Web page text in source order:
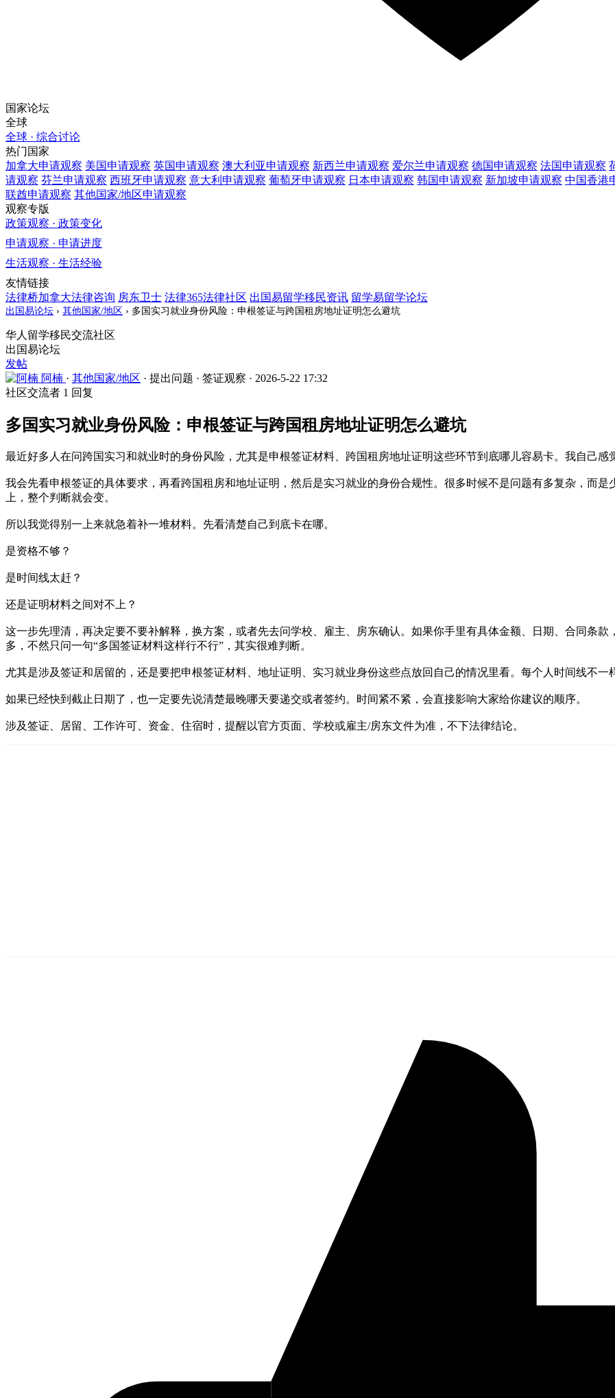
国家论坛
全球
全球 · 综合讨论
热门国家
加拿大申请观察 美国申请观察 英国申请观察 澳大利亚申请观察 新西兰申请观察 爱尔兰申请观察 德国申请观察 法国申请观察
请观察 芬兰申请观察 西班牙申请观察 意大利 申请观察 葡萄牙申请观察 日本申请观察 韩国申请观察 新加坡申请观察 中国香港
联酋申请观察 其他国家/地区申请观察
观察专版
政策观察 · 政策变化
申请观察 · 申请进度
生活观察 · 生活经验
友情链接
法律桥加拿大法律咨询 房东卫士 法律365法律社区 出国易留学移民资讯 留学易留学论坛
出国易论坛 › 其他国家/地区 › 多国实习就业身份风险：申根签证与跨国租房地址证明怎么避坑
华人留学移民交流社区
出国易论坛
发帖
阿楠 · 其他国家/地区 · 提出问题 · 签证观察 · 2026-5-22 17:32
社区交流者 1 回复
多国实习就业身份风险：申根签证与跨国租房地址证明怎么避坑
最近好多人在问跨国实习和就业时的身份风险，尤其是申根签证材料、跨国租房地址证明这些环节到底哪儿容易卡。我自己感
我会先看申根签证的具体要求，再看跨国租房和地址证明，然后是实习就业的身份合规性。很多时候不是问题有多复杂，而
上，整个判断就会变。
所以我觉得别一上来就急着补一堆材料。先看清楚自己到底卡在哪。
是资格不够？
是时间线太赶？
还是证明材料之间对不上？
这一步先理清，再决定要不要补解释，换方案，或者先去问学校、雇主、房东确认。如果你手里有具体金额、日期、合同条
多，不然只问一句“多国签证材料这样行不行”，其实很难判断。
尤其是涉及签证和居留的，还是要把申根签证材料、地址证明、实习就业身份这些点放回自己的情况里看。每个人时间线不一
如果已经快到截止日期了，也一定要先说清楚最晚哪天要递交或者签约。时间紧不紧，会直接影响大家给你建议的顺序。
涉及签证、居留、工作许可、资金、住宿时，提醒以官方页面、学校或雇主/房东文件为准，不下法律结论。